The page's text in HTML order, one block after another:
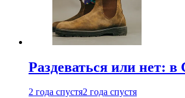
Раздеваться или нет: в
2 года спустя2 года спустя